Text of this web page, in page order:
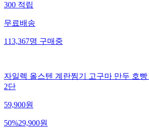
300 적립
무료배송
113,367명 구매중
자일렉 올스텐 계란찜기 고구마 만두 호빵
2단
59,900원
50%29,900원